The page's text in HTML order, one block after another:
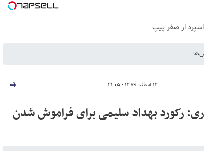
۱۳ اسفند ۱۳۸۹ - ۲۱:۰۵
رکورد بهداد سلیمی برای فراموش شدن